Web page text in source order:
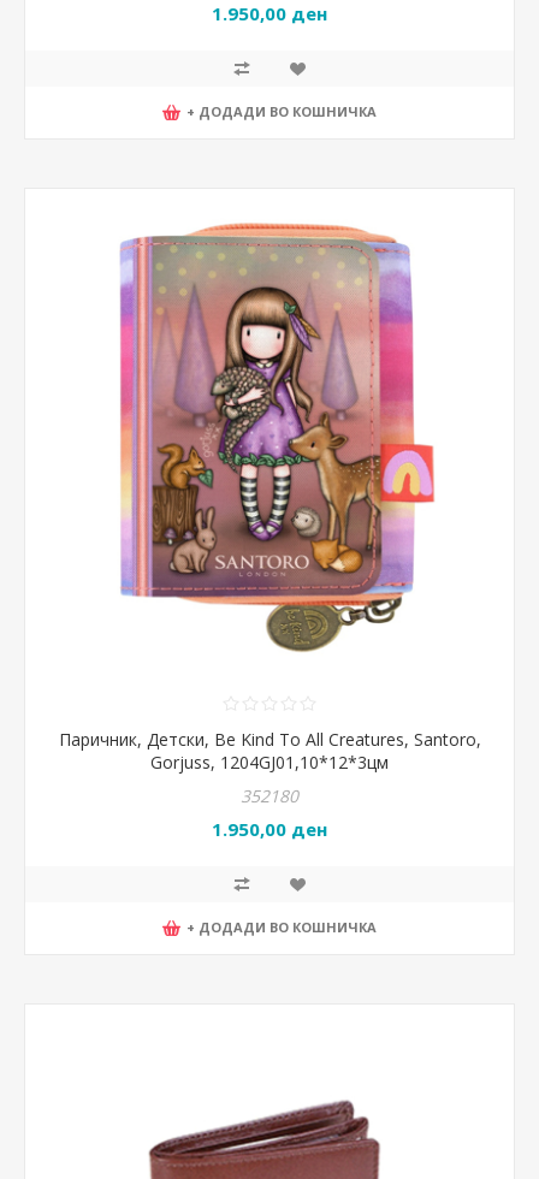
1.950,00 ден
+ ДОДАДИ ВО КОШНИЧКА
Паричник, Детски, Be Kind To All Creatures, Santoro,
Gorjuss, 1204GJ01,10*12*3цм
352180
1.950,00 ден
+ ДОДАДИ ВО КОШНИЧКА